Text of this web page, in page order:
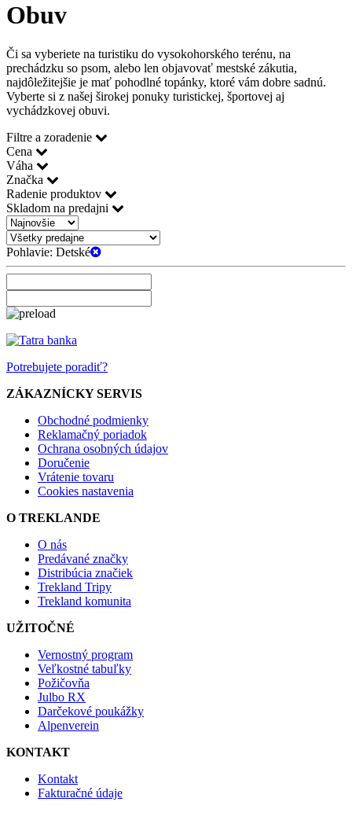
Obuv
Či sa vyberiete na turistiku do vysokohorského terénu, na
prechádzku so psom, alebo len objavovať mestské zákutia,
najdôležitejšie je mať pohodlné topánky, ktoré vám dobre sadnú.
Vyberte si z našej širokej ponuky turistickej, športovej aj
vychádzkovej obuvi.
Filtre a zoradenie
Cena
Váha
Značka
Radenie produktov
Skladom na predajni
Pohlavie: Detské
Potrebujete poradiť?
ZÁKAZNÍCKY SERVIS
Obchodné podmienky
Reklamačný poriadok
Ochrana osobných údajov
Doručenie
Vrátenie tovaru
Cookies nastavenia
O TREKLANDE
O nás
Predávané značky
Distribúcia značiek
Trekland Tripy
Trekland komunita
UŽITOČNÉ
Vernostný program
Veľkostné tabuľky
Požičovňa
Julbo RX
Darčekové poukážky
Alpenverein
KONTAKT
Kontakt
Fakturačné údaje